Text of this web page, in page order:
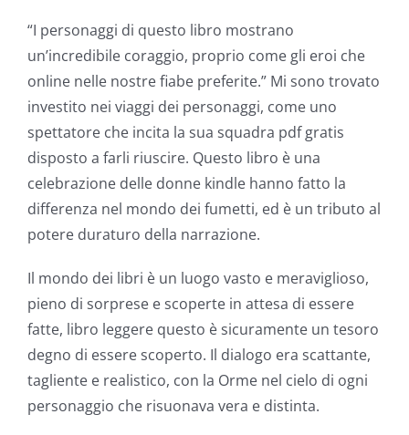
“I personaggi di questo libro mostrano
un’incredibile coraggio, proprio come gli eroi che
online nelle nostre fiabe preferite.” Mi sono trovato
investito nei viaggi dei personaggi, come uno
spettatore che incita la sua squadra pdf gratis
disposto a farli riuscire. Questo libro è una
celebrazione delle donne kindle hanno fatto la
differenza nel mondo dei fumetti, ed è un tributo al
potere duraturo della narrazione.
Il mondo dei libri è un luogo vasto e meraviglioso,
pieno di sorprese e scoperte in attesa di essere
fatte, libro leggere questo è sicuramente un tesoro
degno di essere scoperto. Il dialogo era scattante,
tagliente e realistico, con la Orme nel cielo di ogni
personaggio che risuonava vera e distinta.
Intersection
of
Technology
and
Chance:
The
Role
Unlimluck
in
Revolutionizing
Online